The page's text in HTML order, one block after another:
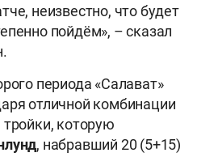
неизвестно, что будет
пойдём», – cказал
периода «Салават»
отличной комбинации
которую
, набравший 20 (5+15)